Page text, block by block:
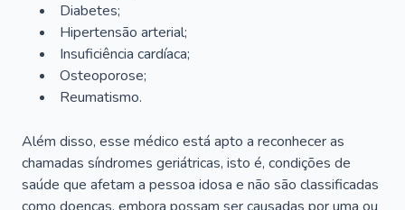
Diabetes;
Hipertensão arterial;
Insuficiência cardíaca;
Osteoporose;
Reumatismo.
Além disso, esse médico está apto a reconhecer as
chamadas síndromes geriátricas, isto é, condições de
saúde que afetam a pessoa idosa e não são classificadas